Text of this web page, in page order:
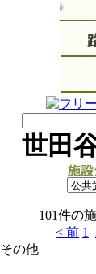
世田
101件の
< 前 1